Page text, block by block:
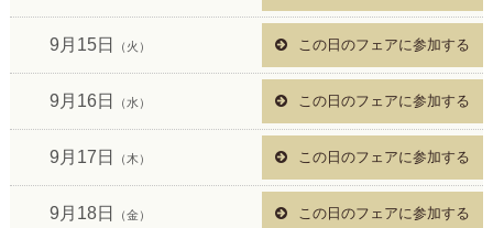
9月15日 （火） この日のフェアに参加する
9月16日 （水） この日のフェアに参加する
9月17日 （木） この日のフェアに参加する
9月18日 （金） この日のフェアに参加する